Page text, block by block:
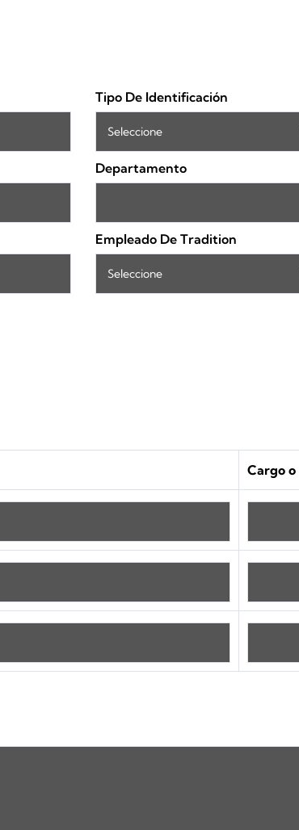
Tipo De Identificación
Departamento
Empleado De Tradition
Cargo